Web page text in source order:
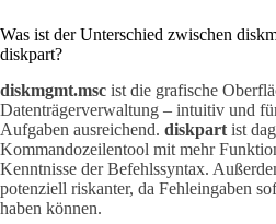
Was ist der Unterschied zwischen
diskpart?
diskmgmt.msc ist die grafische
Datenträgerverwaltung – intuitiv und
Aufgaben ausreichend. diskpart ist
Kommandozeilentool mit mehr
Kenntnisse der Befehlssyntax.
potenziell riskanter, da Fehleingaben
haben können.